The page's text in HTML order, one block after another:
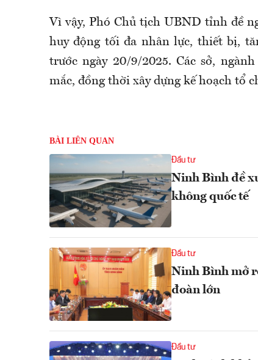
Vì vậy, Phó Chủ tịch UBND tỉnh đề
huy động tối đa nhân lực, thiết bị,
trước ngày 20/9/2025. Các sở,
mắc, đồng thời xây dựng kế hoạch tổ
BÀI LIÊN QUAN
Đầu tư
Ninh Bình đề
không quốc tế
Đầu tư
Ninh Bình mở
đoàn lớn
Đầu tư